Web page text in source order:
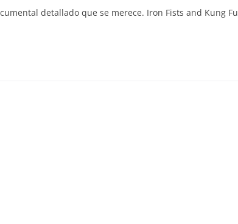
detallado que se merece. Iron Fists and Kung Fu